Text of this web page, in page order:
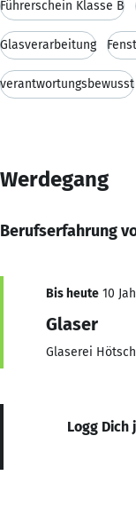
Führerschein Klasse B
Glasverarbeitung
verantwortungsbewusst
Werdegang
Berufserfahrung
Bis heute 10
Glaser
Glaserei
Logg Dich